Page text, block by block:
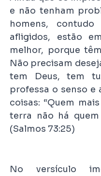
e não tenham
homens,
afligidos, estão
melhor, porque
Não precisam
tem Deus, tem
professa o senso e
coisas: “Quem
terra não há
(Salmos 73:25)
No versículo